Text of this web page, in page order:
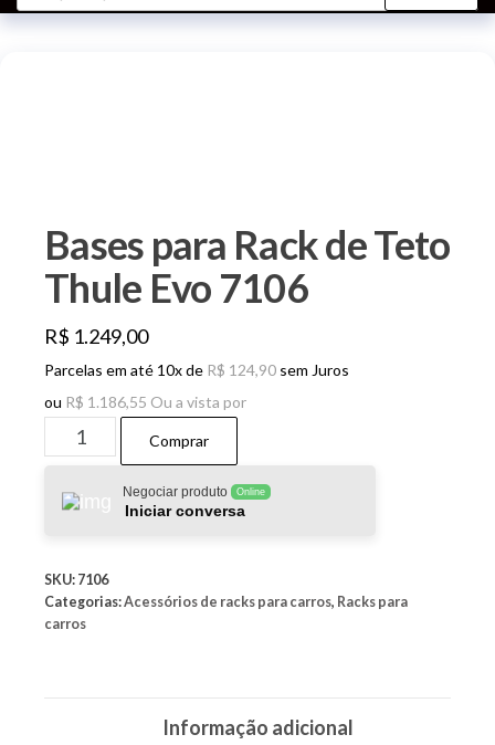
por:
Bases para Rack de Teto
Thule Evo 7106
R$ 1.249,00
Parcelas em até 10x de R$ 124,90 sem Juros
ou R$ 1.186,55 Ou a vista por
Bases
para
Rack
Thule
Evo
Comprar
Negociar produto Online
Iniciar conversa
SKU: 7106
Categorias:Acessórios de racks para carros, Racks para
carros
Informação adicional